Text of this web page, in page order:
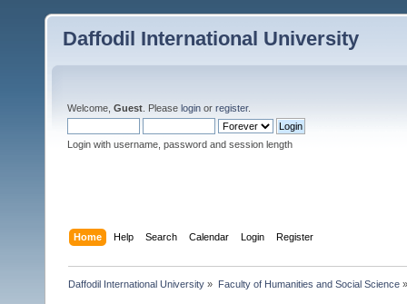
Daffodil International University
Welcome, Guest . Please login or register.
Login with username, password and session length
Home Help Search Calendar Login Register
Daffodil International University » Faculty of Humanities and Social Science»